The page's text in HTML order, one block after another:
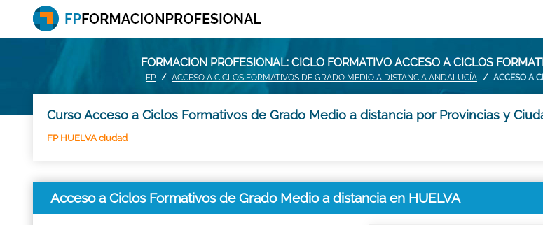
FORMACION PROFESIONAL: CICLO FORMATIVO ACCESO A CICLOS
FP ACCESO A CICLOS FORMATIVOS DE GRADO MEDIO A DISTANCIA ANDALUCÍA ACCESO A
Curso Acceso a Ciclos Formativos de Grado Medio a distancia por Provincias y
FP HUELVA ciudad
Acceso a Ciclos Formativos de Grado Medio a distancia en HUELVA